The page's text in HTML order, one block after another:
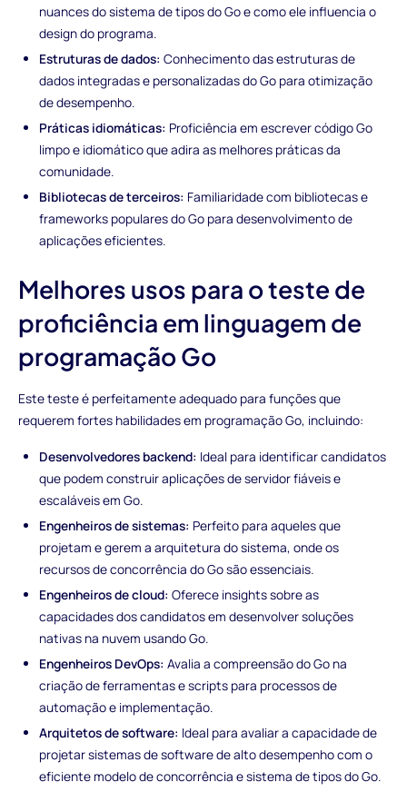
nuances do sistema de tipos do Go e como ele influencia o
design do programa.
Estruturas de dados: Conhecimento das estruturas de
dados integradas e personalizadas do Go para otimização
de desempenho.
Práticas idiomáticas: Proficiência em escrever código Go
limpo e idiomático que adira as melhores práticas da
comunidade.
Bibliotecas de terceiros: Familiaridade com bibliotecas e
frameworks populares do Go para desenvolvimento de
aplicações eficientes.
Melhores usos para o teste de
proficiência em linguagem de
programação Go
Este teste é perfeitamente adequado para funções que
requerem fortes habilidades em programação Go, incluindo:
Desenvolvedores backend: Ideal para identificar candidatos
que podem construir aplicações de servidor fiáveis e
escaláveis em Go.
Engenheiros de sistemas: Perfeito para aqueles que
projetam e gerem a arquitetura do sistema, onde os
recursos de concorrência do Go são essenciais.
Engenheiros de cloud: Oferece insights sobre as
capacidades dos candidatos em desenvolver soluções
nativas na nuvem usando Go.
Engenheiros DevOps: Avalia a compreensão do Go na
criação de ferramentas e scripts para processos de
automação e implementação.
Arquitetos de software: Ideal para avaliar a capacidade de
projetar sistemas de software de alto desempenho com o
eficiente modelo de concorrência e sistema de tipos do Go.